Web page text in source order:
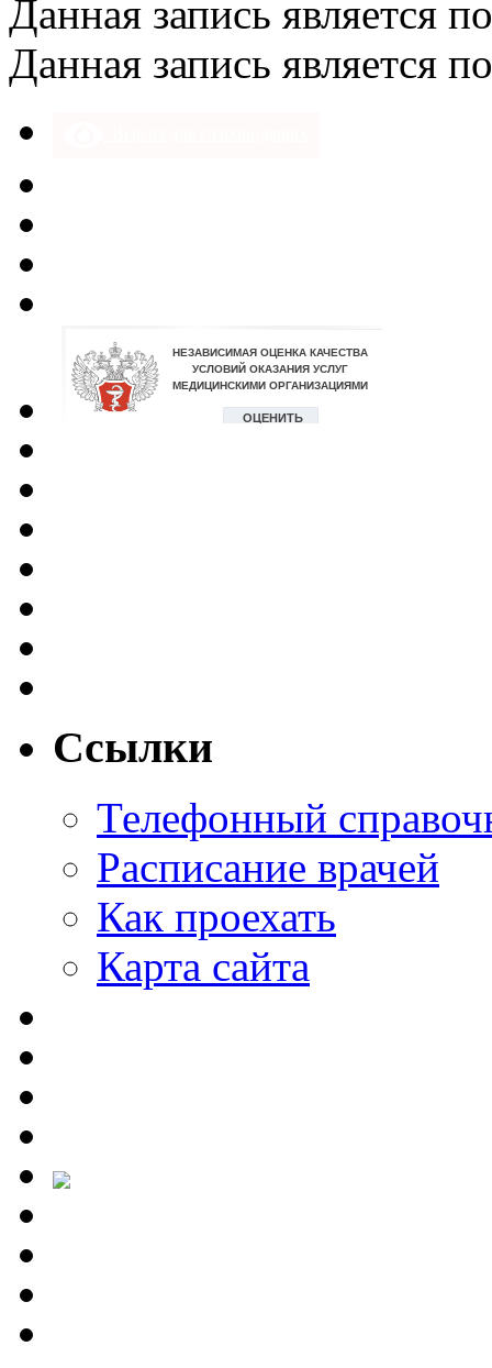
Данная запись является
Данная запись является
Ссылки
Телефонный
Расписание врачей
Как проехать
Карта сайта